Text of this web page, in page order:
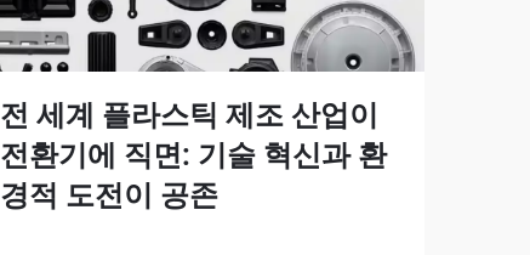
전 세계 플라스틱 제조 산업이
전환기에 직면: 기술 혁신과 환
경적 도전이 공존